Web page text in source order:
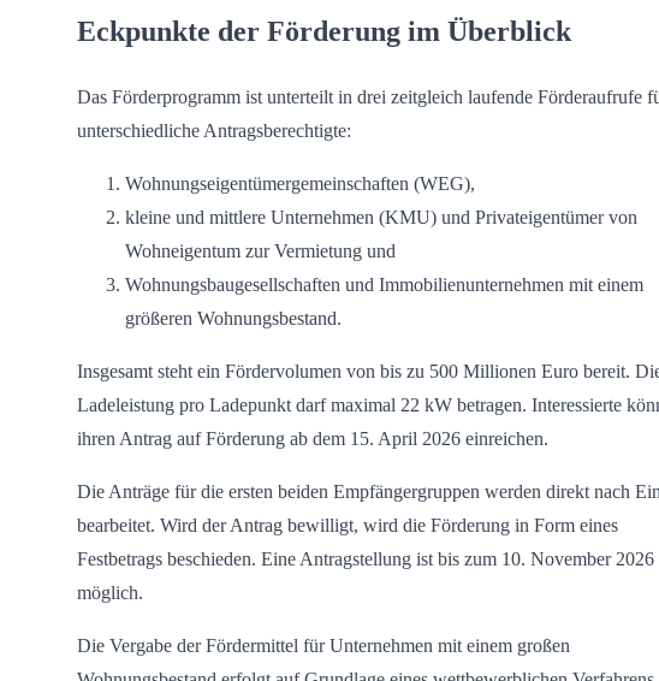
Eckpunkte der Förderung im Überblick
Das Förderprogramm ist unterteilt in drei zeitgleich laufende Förderaufrufe
unterschiedliche Antragsberechtigte:
Wohnungseigentümergemeinschaften (WEG),
kleine und mittlere Unternehmen (KMU) und Privateigentümer von
Wohneigentum zur Vermietung und
Wohnungsbaugesellschaften und Immobilienunternehmen mit einem
größeren Wohnungsbestand.
Insgesamt steht ein Fördervolumen von bis zu 500 Millionen Euro bereit.
Ladeleistung pro Ladepunkt darf maximal 22 kW betragen. Interessierte
ihren Antrag auf Förderung ab dem 15. April 2026 einreichen.
Die Anträge für die ersten beiden Empfängergruppen werden direkt nach
bearbeitet. Wird der Antrag bewilligt, wird die Förderung in Form eines
Festbetrags beschieden. Eine Antragstellung ist bis zum 10. November 2026
möglich.
Die Vergabe der Fördermittel für Unternehmen mit einem großen